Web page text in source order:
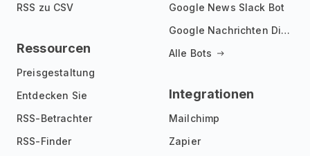
RSS zu CSV
Ressourcen
Preisgestaltung
Entdecken Sie
RSS-Betrachter
RSS-Finder
Google News Slack Bot
Google Nachrichten Discord Bot
Alle Bots
Integrationen
Mailchimp
Zapier